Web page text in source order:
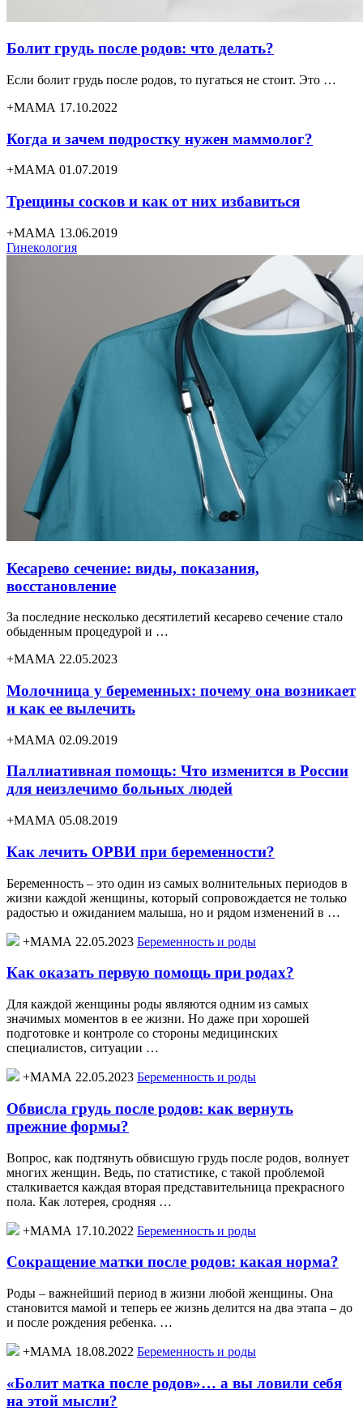
Болит грудь после родов: что делать?
Если болит грудь после родов, то пугаться не стоит. Это …
+МАМА 17.10.2022
Когда и зачем подростку нужен маммолог?
+МАМА 01.07.2019
Трещины сосков и как от них избавиться
+МАМА 13.06.2019
Гинекология
Кесарево сечение: виды, показания,
восстановление
За последние несколько десятилетий кесарево сечение стало
обыденным процедурой и …
+МАМА 22.05.2023
Молочница у беременных: почему она возникает
и как ее вылечить
+МАМА 02.09.2019
Паллиативная помощь: Что изменится в России
для неизлечимо больных людей
+МАМА 05.08.2019
Как лечить ОРВИ при беременности?
Беременность – это один из самых волнительных периодов в
жизни каждой женщины, который сопровождается не только
радостью и ожиданием малыша, но и рядом изменений в …
+МАМА 22.05.2023 Беременность и роды
Как оказать первую помощь при родах?
Для каждой женщины роды являются одним из самых
значимых моментов в ее жизни. Но даже при хорошей
подготовке и контроле со стороны медицинских
специалистов, ситуации …
+МАМА 22.05.2023 Беременность и роды
Обвисла грудь после родов: как вернуть
прежние формы?
Вопрос, как подтянуть обвисшую грудь после родов, волнует
многих женщин. Ведь, по статистике, с такой проблемой
сталкивается каждая вторая представительница прекрасного
пола. Как лотерея, сродняя …
+МАМА 17.10.2022 Беременность и роды
Сокращение матки после родов: какая норма?
Роды – важнейший период в жизни любой женщины. Она
становится мамой и теперь ее жизнь делится на два этапа – до
и после рождения ребенка. …
+МАМА 18.08.2022 Беременность и роды
«Болит матка после родов»… а вы ловили себя
на этой мысли?